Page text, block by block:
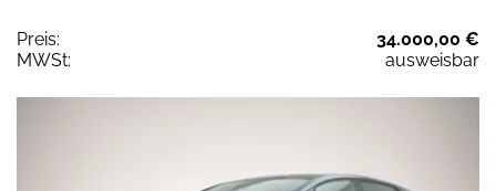
Preis:
34.000,00 €
MWSt:
ausweisbar